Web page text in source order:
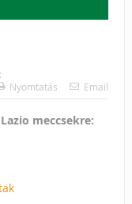
Nyomtatás
Email
meccsekre: